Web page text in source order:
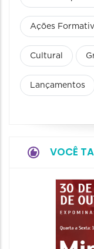
Ações
Cultural
Lançamentos
VOCÊ